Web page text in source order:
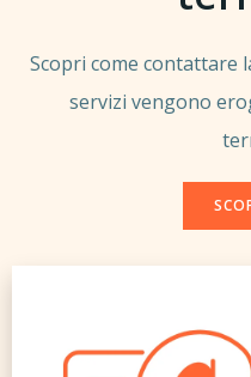
Scopri come contattare
servizi vengono